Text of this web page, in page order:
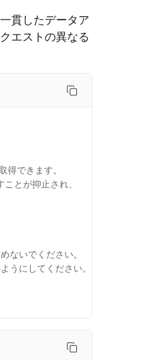
貫したデータア
エストの異なる
得できます。
とが抑止され、
ないでください。
うにしてください。